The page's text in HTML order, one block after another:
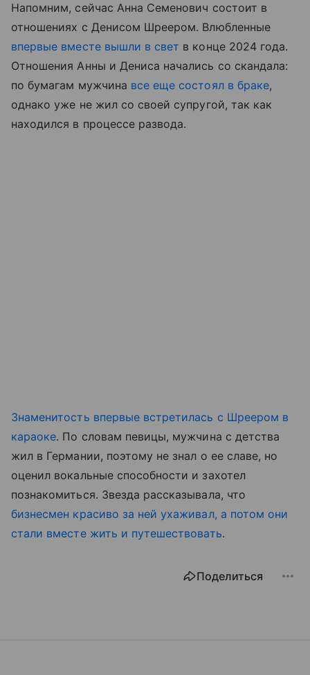
Напомним, сейчас Анна Семенович состоит в
отношениях с Денисом Шреером. Влюбленные
впервые вместе вышли в свет в конце 2024 года.
Отношения Анны и Дениса начались со скандала:
по бумагам мужчина все еще состоял в браке,
однако уже не жил со своей супругой, так как
находился в процессе развода.
Знаменитость впервые встретилась с Шреером в
караоке. По словам певицы, мужчина с детства
жил в Германии, поэтому не знал о ее славе, но
оценил вокальные способности и захотел
познакомиться. Звезда рассказывала, что
бизнесмен красиво за ней ухаживал, а потом они
стали вместе жить и путешествовать.
Поделиться